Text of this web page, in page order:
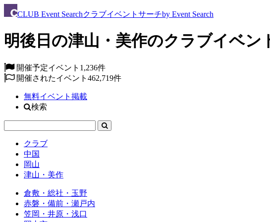
CLUB Event Searchクラブイベントサーチby Event Search
明後日の津山・美作のクラブイベ
開催予定イベント 1,236件
開催されたイベント 462,719件
無料イベント掲載
検索
クラブ
中国
岡山
津山・美作
倉敷・総社・玉野
赤磐・備前・瀬戸内
笠岡・井原・浅口